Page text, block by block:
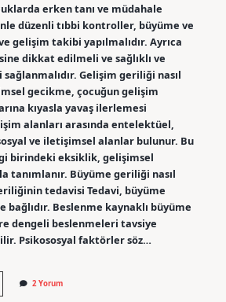
erken tanı ve müdahale
düzenli tıbbi kontroller, büyüme ve
gelişim takibi yapılmalıdır. Ayrıca
dikkat edilmeli ve sağlıklı ve
Gelişim geriliği nasıl
gecikme, çocuğun gelişim
kıyasla yavaş ilerlemesi
alanları arasında entelektüel,
ve iletişimsel alanlar bulunur. Bu
birindeki eksiklik, gelişimsel
tanımlanır. Büyüme geriliği nasıl
tedavisi Tedavi, büyüme
Beslenme kaynaklı büyüme
dengeli beslenmeleri tavsiye
Psikososyal faktörler söz…
2 Yorum